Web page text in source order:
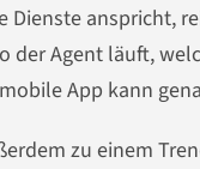
anspricht,
der Agent läuft,
App kann
zu einem